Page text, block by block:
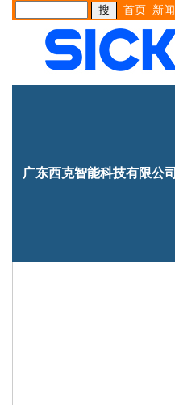
首页 新闻
广东西克智能科技有限公司